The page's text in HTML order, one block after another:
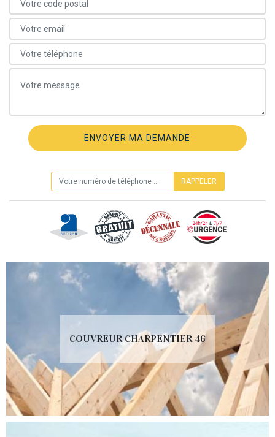
COUVREUR CHARPENTIER 46